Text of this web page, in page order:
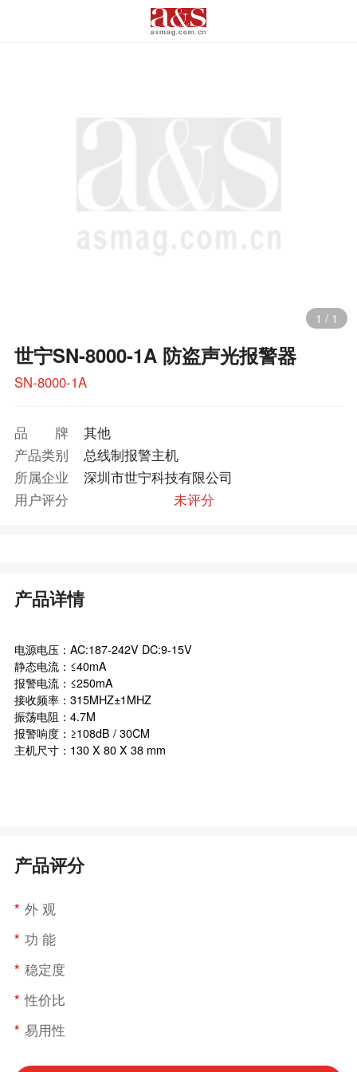
1 / 1
世宁SN-8000-1A 防盗声光报警器
SN-8000-1A
品牌
其他
产品类别
总线制报警主机
所属企业
深圳市世宁科技有限公司
用户评分
未评分
产品详情
电源电压：AC:187-242V DC:9-15V
静态电流：≤40mA
报警电流：≤250mA
接收频率：315MHZ±1MHZ
振荡电阻：4.7M
报警响度：≥108dB / 30CM
主机尺寸：130 X 80 X 38 mm
产品评分
* 外 观
* 功 能
* 稳定度
* 性价比
* 易用性